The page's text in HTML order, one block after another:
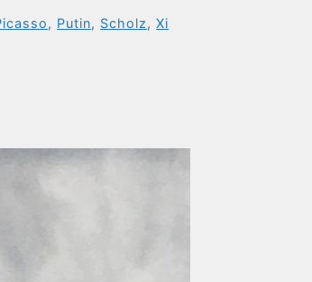
, Putin, Scholz,Xi